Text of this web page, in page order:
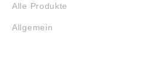
Alle Produkte
Allgemein